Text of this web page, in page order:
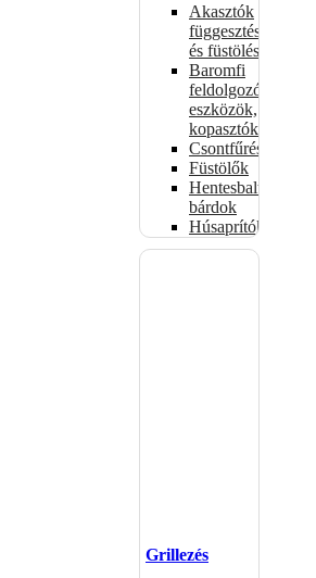
Akasztók
függesztéshez
és füstöléshez
Baromfi
feldolgozó
eszközök,
kopasztók
Csontfűrészek
Füstölők
Hentesbalták,
bárdok
Húsaprítók
Grillezés